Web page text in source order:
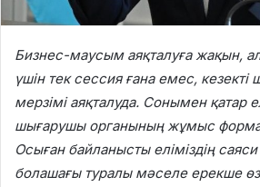
Бизнес-маусым аяқталуға жақын,
үшін тек сессия ғана емес,
мерзімі аяқталуда. Сонымен қатар
шығарушы органының жұмыс
Осыған байланысты еліміздің
болашағы туралы мәселе ерекше